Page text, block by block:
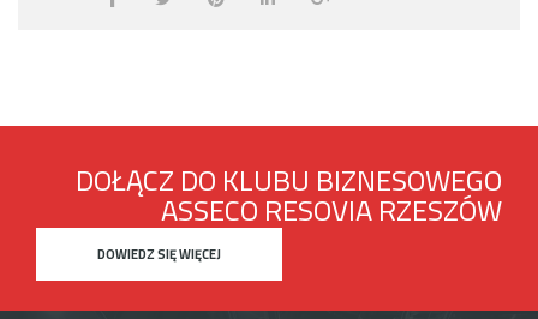
DOŁĄCZ DO KLUBU BIZNESOWEGO
ASSECO RESOVIA RZESZÓW
DOWIEDZ SIĘ WIĘCEJ